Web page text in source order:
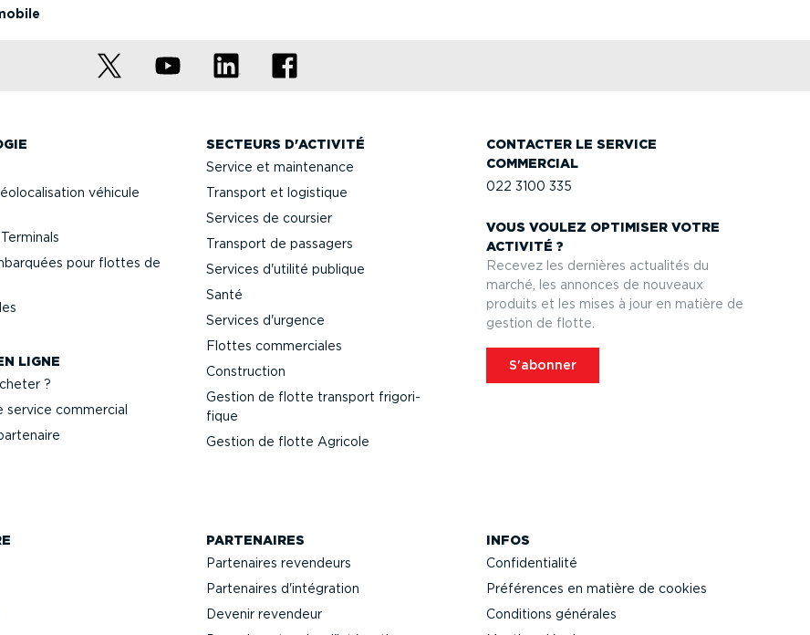
véhicule
pour flottes de
LIGNE
?
service commercial
SECTEURS D'ACTIVITÉ
Service et maintenance
Transport et logistique
Services de coursier
Transport de passagers
Services d'utilité publique
Santé
Services d'urgence
Flottes commer­ciales
Construction
Gestion de flotte transport frigo­ri­
fique
Gestion de flotte Agricole
CONTACTER LE SERVICE
COMMERCIAL
022 3100 335
VOUS VOULEZ OPTIMISER VOTRE
ACTIVITÉ ?
Recevez les dernières actualités du
marché, les annonces de nouveaux
produits et les mises à jour en matière de
gestion de flotte.
S'abonner
PARTENAIRES
Partenaires revendeurs
Partenaires d'intégration
Devenir revendeur
INFOS
Confi­den­tialité
Préférences en matière de cookies
Conditions générales